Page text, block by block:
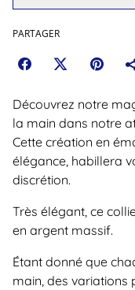
PARTAGER
Découvrez notre
la main dans notre
Cette création en
élégance, habillera
discrétion.
Très élégant, ce
en argent massif.
Étant donné que
main, des variations